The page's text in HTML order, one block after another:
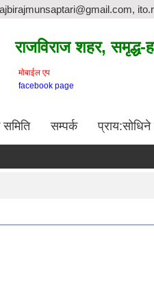
राजविराज शहर, समृद्ध-
माेबाईल एप
facebook page
समिति सम्पर्क